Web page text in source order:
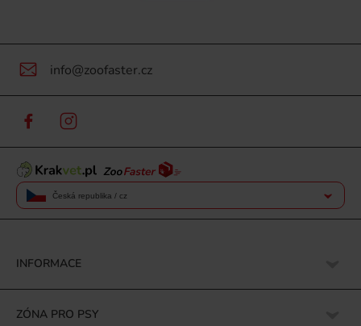
info@zoofaster.cz
Česká republika / cz
INFORMACE
ZÓNA PRO PSY